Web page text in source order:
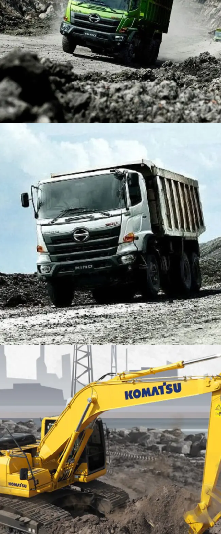
HINO FM 285 JD – Euro2
Find Out More
DUMP TRUCK TOOLS
HINO FM 350 PL (Mining)
Find Out More
EXCAVATOR TOOLS
KOMATSU PC200-10M0 CE
Find Out More